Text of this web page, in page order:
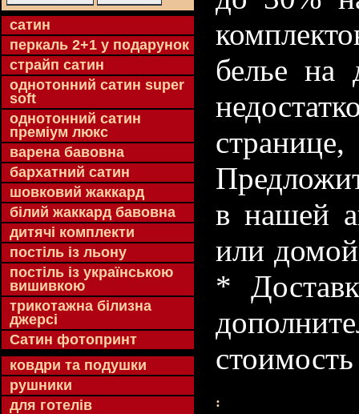
cатин
перкаль 2+1 у подарунок
страйп сатин
однотонний сатин super
soft
однотонний сатин
преміум люкс
варена бавовна
бархатний сатин
шовковий жаккард
білий жаккард бавовна
дитячі комплекти
постіль із льону
постіль із українською
вишивкою
трикотажна білизна
джерсі
Сатин фотопринт
ковдри та подушки
рушники
для готелів
белье на
в нашей
или
*
: